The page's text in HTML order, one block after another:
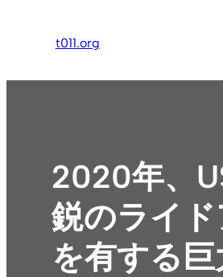
ス
t011.org
2020年、
鋭のライ
を有する